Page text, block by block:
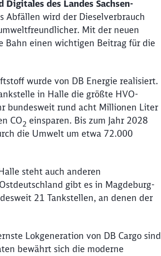
des Landes Sachsen-
Abfällen wird der Dieselverbrauch
Mit der neuen
Bahn einen wichtigen Beitrag für die
wurde von DB Energie realisiert.
in Halle die größte HVO-
bundesweit rund acht Millionen Liter
CO2 einsparen. Bis zum Jahr 2028
die Umwelt um etwa 72.000
steht auch anderen
gibt es in Magdeburg-
21 Tankstellen, an denen der
Lokgeneration von DB Cargo sind
bewährt sich die moderne